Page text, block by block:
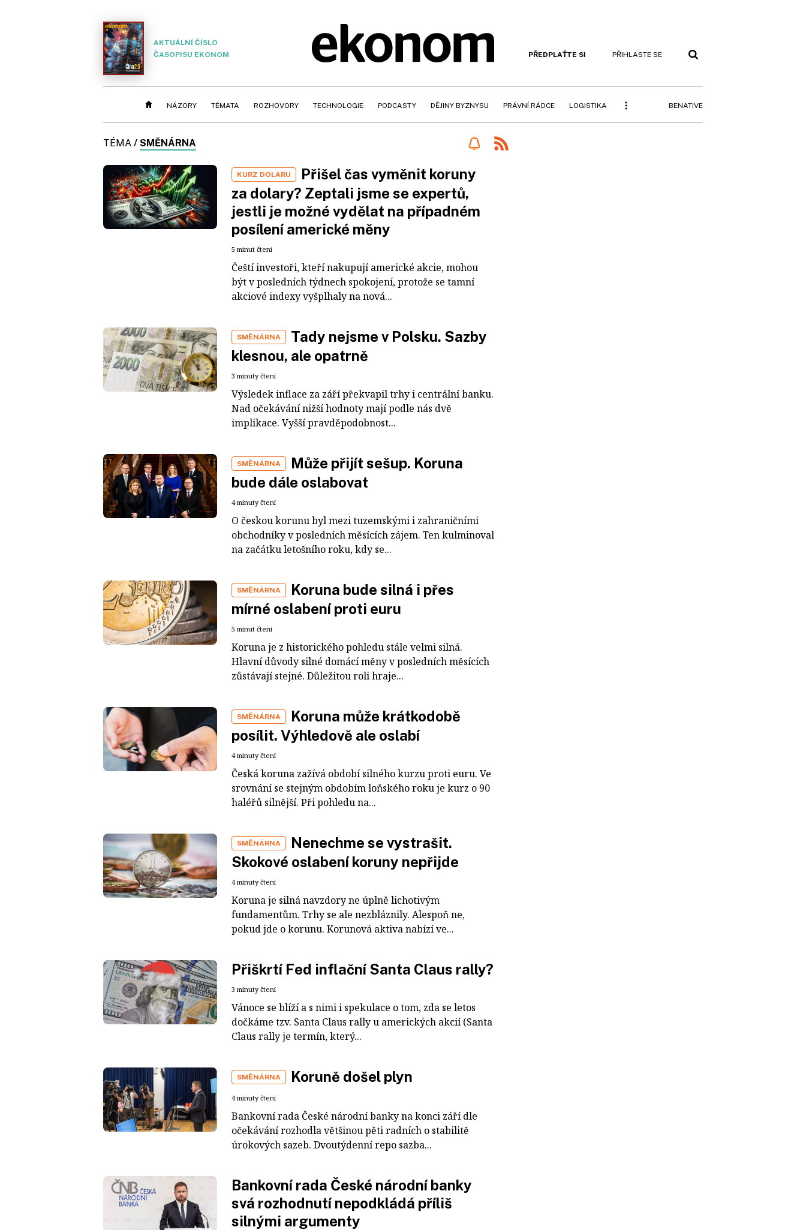
AKTUÁLNÍ ČÍSLO
ČASOPISU EKONOM
PŘEDPLAŤTE SI PŘIHLASTE SE
NÁZORY TÉMATA ROZHOVORY TECHNOLOGIE PODCASTY DĚJINY BYZNYSU PRÁVNÍ RÁDCE LOGISTIKA BENATIVE
TÉMA / SMĚNÁRNA
KURZ DOLARU
Přišel čas vyměnit koruny
za dolary? Zeptali jsme se expertů,
jestli je možné vydělat na případném
posílení americké měny
5 minut čtení
Čeští investoři, kteří nakupují americké akcie, mohou
být v posledních týdnech spokojení, protože se tamní
akciové indexy vyšplhaly na nová...
SMĚNÁRNA
Tady nejsme v Polsku. Sazby
klesnou, ale opatrně
3 minuty čtení
Výsledek inflace za září překvapil trhy i centrální banku.
Nad očekávání nižší hodnoty mají podle nás dvě
implikace. Vyšší pravděpodobnost...
SMĚNÁRNA
Může přijít sešup. Koruna
bude dále oslabovat
4 minuty čtení
O českou korunu byl mezi tuzemskými i zahraničními
obchodníky v posledních měsících zájem. Ten kulminoval
na začátku letošního roku, kdy se...
SMĚNÁRNA
Koruna bude silná i přes
mírné oslabení proti euru
5 minut čtení
Koruna je z historického pohledu stále velmi silná.
Hlavní důvody silné domácí měny v posledních měsících
zůstávají stejné. Důležitou roli hraje...
SMĚNÁRNA
Koruna může krátkodobě
posílit. Výhledově ale oslabí
4 minuty čtení
Česká koruna zažívá období silného kurzu proti euru. Ve
srovnání se stejným obdobím loňského roku je kurz o 90
haléřů silnější. Při pohledu na...
SMĚNÁRNA
Nenechme se vystrašit.
Skokové oslabení koruny nepřijde
4 minuty čtení
Koruna je silná navzdory ne úplně lichotivým
fundamentům. Trhy se ale nezbláznily. Alespoň ne,
pokud jde o korunu. Korunová aktiva nabízí ve...
Přiškrtí Fed inflační Santa Claus rally?
3 minuty čtení
Vánoce se blíží a s nimi i spekulace o tom, zda se letos
dočkáme tzv. Santa Claus rally u amerických akcií (Santa
Claus rally je termín, který...
SMĚNÁRNA Koruně došel plyn
4 minuty čtení
Bankovní rada České národní banky na konci září dle
očekávání rozhodla většinou pěti radních o stabilitě
úrokových sazeb. Dvoutýdenní repo sazba...
Bankovní rada České národní banky
svá rozhodnutí nepodkládá příliš
silnými argumenty